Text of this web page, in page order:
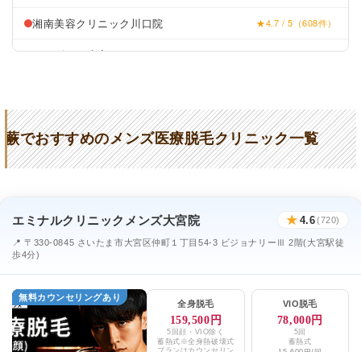
湘南美容クリニック川口院 ★4.7 / 5（608件）
メンズリゼ大宮 ★4.2 / 5（136件）
蕨でおすすめのメンズ医療脱毛クリニック一覧
エミナルクリニックメンズ大宮院 ★ 4.6(720)
📍 〒330-0845 さいたま市大宮区仲町１丁目54-3 ビジョナリーⅢ 2階(大宮駅徒
歩4分)
無料カウンセリングあり
全身脱毛
159,500円
5回顔・VIO除く
蓄熱式※全身熱破壊式
プランはカウンセリン
VIO脱毛
78,000円
5回
蓄熱式